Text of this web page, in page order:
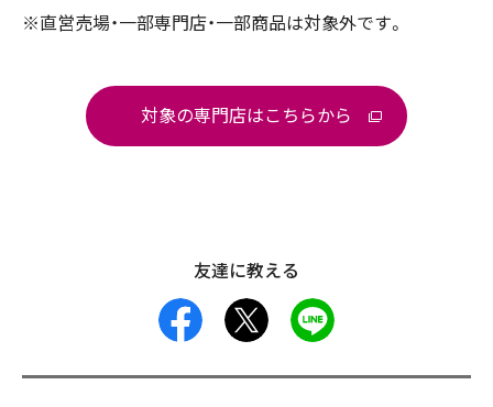
※直営売場・一部専門店・一部商品は対象外です。
対象の専門店はこちらから
友達に教える
facebook